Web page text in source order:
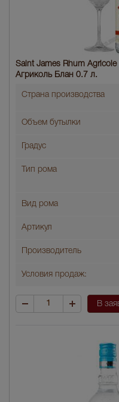
Saint James Rhum
Агриколь Блан 0.7 л.
Страна производства
Объем бутылки
Градус
Тип рома
Вид рома
Артикул
Производитель
Условия продаж:
В